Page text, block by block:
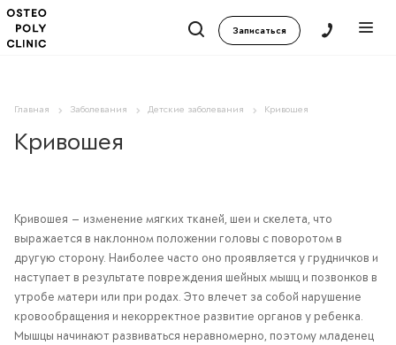
Записаться
Главная Заболевания Детские заболевания Кривошея
Кривошея
Кривошея — изменение мягких тканей, шеи и скелета, что
выражается в наклонном положении головы с поворотом в
другую сторону. Наиболее часто оно проявляется у грудничков и
наступает в результате повреждения шейных мышц и позвонков в
утробе матери или при родах. Это влечет за собой нарушение
кровообращения и некорректное развитие органов у ребенка.
Мышцы начинают развиваться неравномерно, поэтому младенец